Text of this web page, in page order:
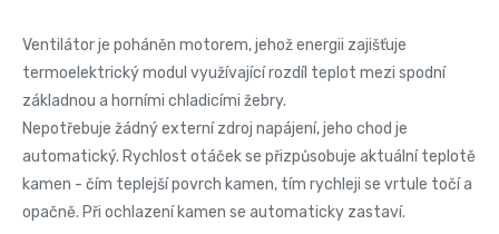
Ventilátor je poháněn motorem, jehož energii zajišťuje
termoelektrický modul využívající rozdíl teplot mezi spodní
základnou a horními chladicími žebry.
Nepotřebuje žádný externí zdroj napájení, jeho chod je
automatický. Rychlost otáček se přizpůsobuje aktuální teplotě
kamen - čím teplejší povrch kamen, tím rychleji se vrtule točí a
opačně. Při ochlazení kamen se automaticky zastaví.